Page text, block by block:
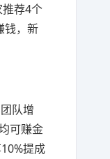
荐4个
钱，新
队增
可赚金
提成